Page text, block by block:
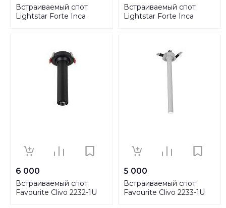
Встраиваемый спот
Lightstar Forte Inca
Встраиваемый спот
Lightstar Forte Inca
6 000
Встраиваемый спот
Favourite Clivo 2232-1U
5 000
Встраиваемый спот
Favourite Clivo 2233-1U